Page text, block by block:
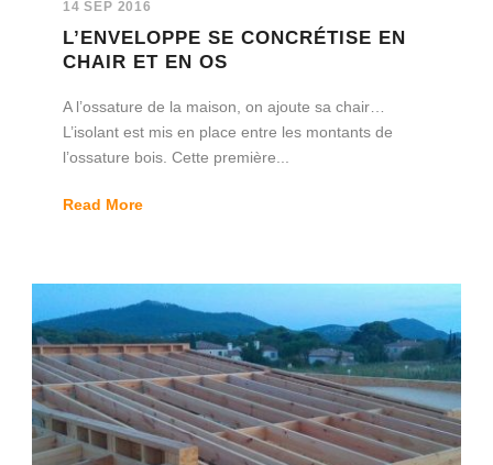
14 SEP 2016
L’ENVELOPPE SE CONCRÉTISE EN
CHAIR ET EN OS
A l’ossature de la maison, on ajoute sa chair…
L’isolant est mis en place entre les montants de
l’ossature bois. Cette première...
Read More